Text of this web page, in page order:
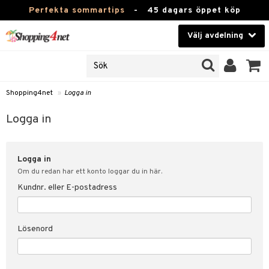
Perfekta sommartips - 45 dagars öppet köp
Välj avdelning
Kontaktlinser
Hälsokost
Fitness
Hem & Inredning
Leksaker, Barn & Baby
Varumärken
Shopping4net » Logga in
Logga in
Logga in
Om du redan har ett konto loggar du in här.
Kundnr. eller E-postadress
Lösenord
svar